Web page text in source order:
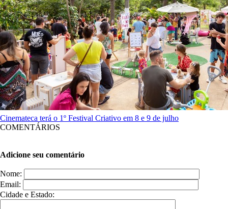
Cinemateca terá o 1º Festival Criativo em 8 e 9 de julho
COMENTÁRIOS
Adicione seu comentário
Nome:
Email:
Cidade e Estado: